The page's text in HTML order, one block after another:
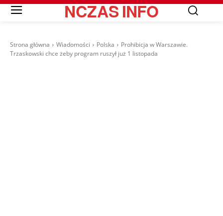
NCZASINFO
Strona główna Wiadomości Polska
Prohibicja w Warszawie.
Trzaskowski chce żeby program ruszył już 1 listopada